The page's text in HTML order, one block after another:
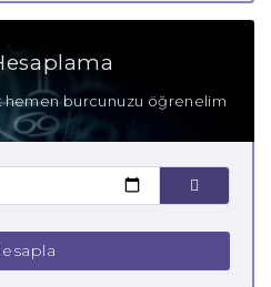
burcunuzu öğrenelim